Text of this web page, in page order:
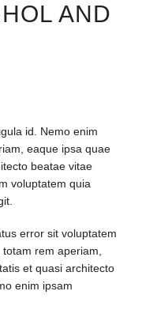
AND
id. Nemo enim
eaque ipsa quae
beatae vitae
voluptatem quia
error sit voluptatem
rem aperiam,
et quasi architecto
enim ipsam